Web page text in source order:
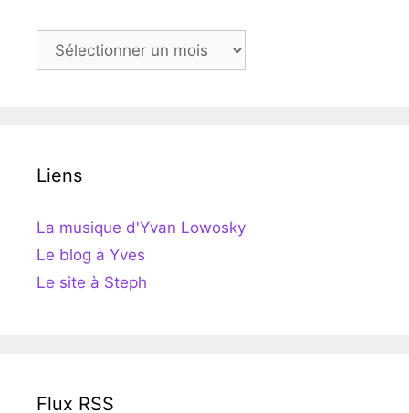
Archives
Liens
La musique d'Yvan Lowosky
Le blog à Yves
Le site à Steph
Flux RSS